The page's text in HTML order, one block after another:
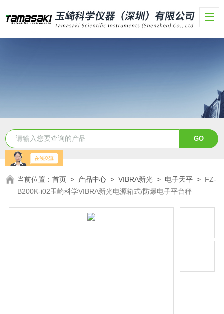
当前位置：首页 > 产品中心 >VIBRA新光 > 电子天平 > FZ-
B200K-i02玉崎科学VIBRA新光电源箱式/防爆电子平台秤